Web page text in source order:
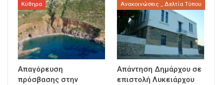
Κύθηρα
Απαγόρευση
πρόσβασης στην
Ανακοινώσεις _ Δελτία Τύπου
Απάντηση Δημάρχου σε
επιστολή Λυκειάρχου